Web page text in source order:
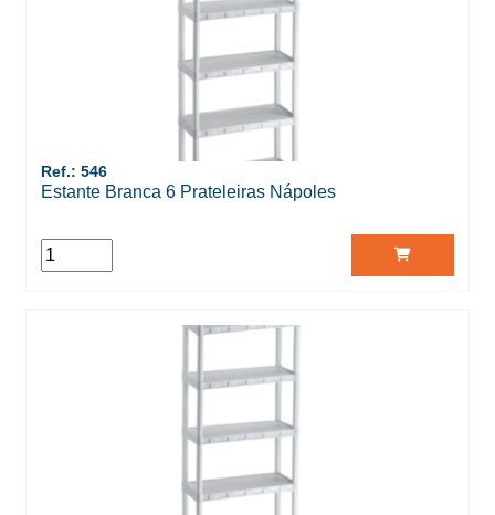
Ref.: 546
Estante Branca 6 Prateleiras Nápoles